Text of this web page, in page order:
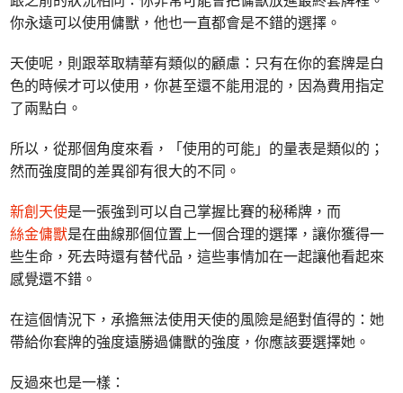
你永遠可以使用傭獸，他也一直都會是不錯的選擇。
天使呢，則跟萃取精華有類似的顧慮：只有在你的套牌是白
色的時候才可以使用，你甚至還不能用混的，因為費用指定
了兩點白。
所以，從那個角度來看，「使用的可能」的量表是類似的；
然而強度間的差異卻有很大的不同。
新創天使是一張強到可以自己掌握比賽的秘稀牌，而
絲金傭獸是在曲線那個位置上一個合理的選擇，讓你獲得一
些生命，死去時還有替代品，這些事情加在一起讓他看起來
感覺還不錯。
在這個情況下，承擔無法使用天使的風險是絕對值得的：她
帶給你套牌的強度遠勝過傭獸的強度，你應該要選擇她。
反過來也是一樣：